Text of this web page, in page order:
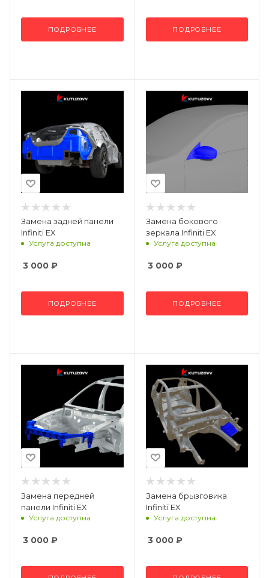
ПОДРОБНЕЕ ПОДРОБНЕЕ
Замена задней панели
Infiniti EX
Услуга доступна
3 000 ₽
ПОДРОБНЕЕ
Замена бокового
зеркала Infiniti EX
Услуга доступна
3 000₽
ПОДРОБНЕЕ
Замена передней
панели Infiniti EX
Услуга доступна
3 000 ₽
Замена брызговика
Infiniti EX
Услуга доступна
3 000₽